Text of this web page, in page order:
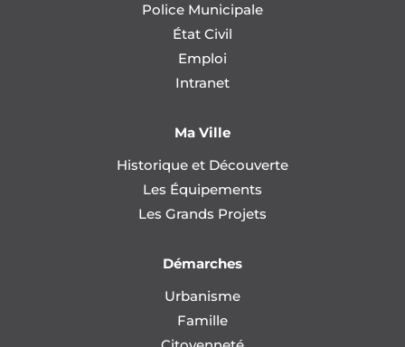
Police Municipale
État Civil
Emploi
Intranet
Ma Ville
Historique et Découverte
Les Équipements
Les Grands Projets
Démarches
Urbanisme
Famille